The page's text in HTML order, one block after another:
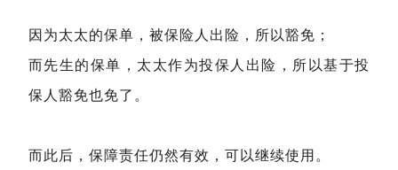
因为太太的保单，被保险人出险，所以豁免；
而先生的保单，太太作为投保人出险，所以基于投
保人豁免也免了。
而此后，保障责任仍然有效，可以继续使用。